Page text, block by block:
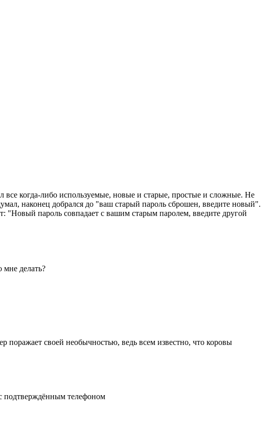
когда-либо используемые, новые и старые, простые и сложные. Не
наконец добрался до "ваш старый пароль сброшен, введите новый".
пароль совпадает с вашим старым паролем, введите другой
делать?
своей необычностью, ведь всем известно, что коровы
подтверждённым телефоном